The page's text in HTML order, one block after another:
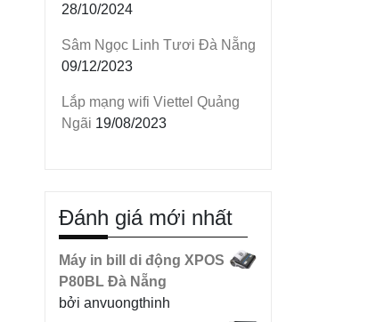
28/10/2024
Sâm Ngọc Linh Tươi Đà Nẵng
09/12/2023
Lắp mạng wifi Viettel Quảng
Ngãi 19/08/2023
Đánh giá mới nhất
Máy in bill di động XPOS
P80BL Đà Nẵng
bởi anvuongthinh